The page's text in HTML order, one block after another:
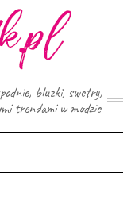
bluzki, swetry,
trendami w modzie